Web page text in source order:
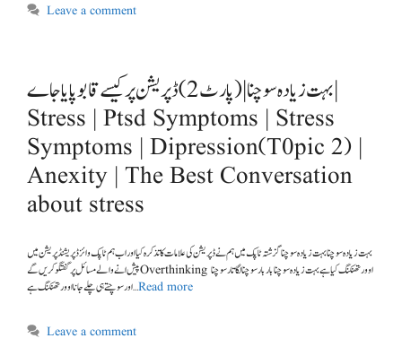
Leave a comment
بہت زیادہ سوچنا | (پارٹ 2)ڈپریشن پر کیسے قابو پایا جاے |
Stress | Ptsd Symptoms | Stress
Symptoms | Dipression(T0pic 2) |
Anexity | The Best Conversation
about stress
پیش انے والے مسائل پر گفتگو کریں گے Overthinking اوور تھنکنگ کیا ہے بہت زیادہ سوچنا بار بار سوچنا لگاتار سوچنا
اور سوچتے ہی چلے جانا اوور تھنکنگ ہے …Read more
Leave a comment